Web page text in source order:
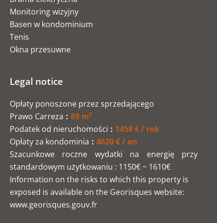
Monitoring wizyjny
Basen w kondominium
Tenis
Okna przesuwne
Legal notice
Opłaty ponoszone przez sprzedającego
Prawo Carreza
89 m²
Podatek od nieruchomości
1458 € / rok
Opłaty za kondominia
4620 € / an
Szacunkowe roczne wydatki na energię przy
standardowym użytkowaniu : 1150€ ~ 1610€
Information on the risks to which this property is
exposed is available on the Georisques website:
www.georisques.gouv.fr